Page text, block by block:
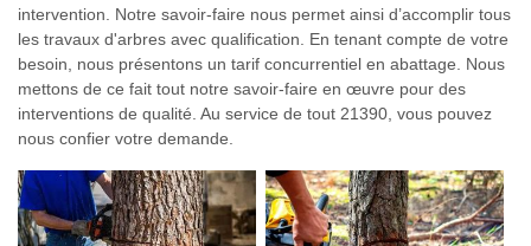
intervention. Notre savoir-faire nous permet ainsi d’accomplir tous
les travaux d'arbres avec qualification. En tenant compte de votre
besoin, nous présentons un tarif concurrentiel en abattage. Nous
mettons de ce fait tout notre savoir-faire en œuvre pour des
interventions de qualité. Au service de tout 21390, vous pouvez
nous confier votre demande.